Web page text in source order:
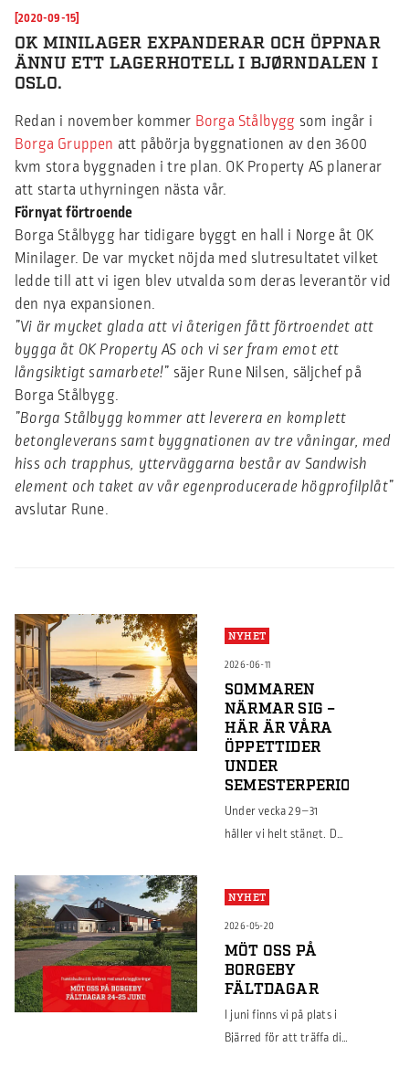
[2020-09-15]
OK MINILAGER EXPANDERAR OCH ÖPPNAR
ÄNNU ETT LAGERHOTELL I BJØRNDALEN I
OSLO.
Redan i november kommer Borga Stålbygg som ingår i
Borga Gruppen att påbörja byggnationen av den 3600
kvm stora byggnaden i tre plan. OK Property AS planerar
att starta uthyrningen nästa vår.
Förnyat förtroende
Borga Stålbygg har tidigare byggt en hall i Norge åt OK
Minilager. De var mycket nöjda med slutresultatet vilket
ledde till att vi igen blev utvalda som deras leverantör vid
den nya expansionen.
”Vi är mycket glada att vi återigen fått förtroendet att
bygga åt OK Property AS och vi ser fram emot ett
långsiktigt samarbete!” säjer Rune Nilsen, säljchef på
Borga Stålbygg.
”Borga Stålbygg kommer att leverera en komplett
betongleverans samt byggnationen av tre våningar, med
hiss och trapphus, ytterväggarna består av Sandwish
element och taket av vår egenproducerade högprofilplåt”
avslutar Rune.
NYHET
2026-06-11
SOMMAREN
NÄRMAR SIG –
HÄR ÄR VÅRA
ÖPPETTIDER
UNDER
SEMESTERPERIODEN!
Under vecka 29–31
håller vi helt stängt. Det
dessa veckor. Sista
beställningsdag för
leverans 26 juni. Sista
beställningsdag för
hämtning 30 juni. Har
du ett projekt som ska
komma igång före
NYHET
2026-05-20
MÖT OSS PÅ
BORGEBY
FÄLTDAGAR
I juni finns vi på plats i
Bjärred för att träffa dig